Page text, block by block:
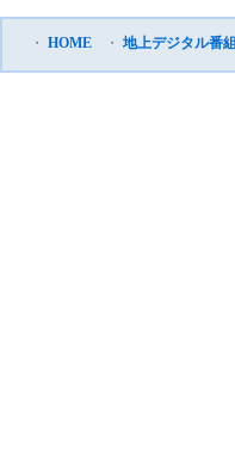
・ HOME ・ 地上デジタル番